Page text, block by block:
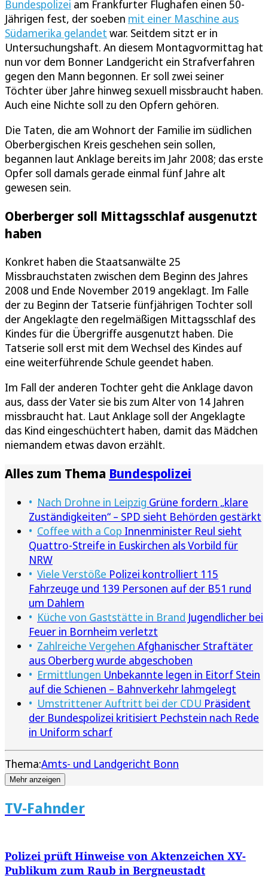
Bundespolizei am Frankfurter Flughafen einen 50-
Jährigen fest, der soeben mit einer Maschine aus
Südamerika gelandet war. Seitdem sitzt er in
Untersuchungshaft. An diesem Montagvormittag hat
nun vor dem Bonner Landgericht ein Strafverfahren
gegen den Mann begonnen. Er soll zwei seiner
Töchter über Jahre hinweg sexuell missbraucht haben.
Auch eine Nichte soll zu den Opfern gehören.
Die Taten, die am Wohnort der Familie im südlichen
Oberbergischen Kreis geschehen sein sollen,
begannen laut Anklage bereits im Jahr 2008; das erste
Opfer soll damals gerade einmal fünf Jahre alt
gewesen sein.
Oberberger soll Mittagsschlaf ausgenutzt
haben
Konkret haben die Staatsanwälte 25
Missbrauchstaten zwischen dem Beginn des Jahres
2008 und Ende November 2019 angeklagt. Im Falle
der zu Beginn der Tatserie fünfjährigen Tochter soll
der Angeklagte den regelmäßigen Mittagsschlaf des
Kindes für die Übergriffe ausgenutzt haben. Die
Tatserie soll erst mit dem Wechsel des Kindes auf
eine weiterführende Schule geendet haben.
Im Fall der anderen Tochter geht die Anklage davon
aus, dass der Vater sie bis zum Alter von 14 Jahren
missbraucht hat. Laut Anklage soll der Angeklagte
das Kind eingeschüchtert haben, damit das Mädchen
niemandem etwas davon erzählt.
Alles zum Thema Bundespolizei
Nach Drohne in Leipzig Grüne fordern „klare
Zuständigkeiten“ – SPD sieht Behörden gestärkt
Coffee with a Cop Innenminister Reul sieht
Quattro-Streife in Euskirchen als Vorbild für
NRW
Viele Verstöße Polizei kontrolliert 115
Fahrzeuge und 139 Personen auf der B51 rund
um Dahlem
Küche von Gaststätte in Brand Jugendlicher bei
Feuer in Bornheim verletzt
Zahlreiche Vergehen Afghanischer Straftäter
aus Oberberg wurde abgeschoben
Ermittlungen Unbekannte legen in Eitorf Stein
auf die Schienen – Bahnverkehr lahmgelegt
Umstrittener Auftritt bei der CDU Präsident
der Bundespolizei kritisiert Pechstein nach Rede
in Uniform scharf
Thema:Amts- und Landgericht Bonn
Mehr anzeigen
TV-Fahnder
Polizei prüft Hinweise von Aktenzeichen XY-
Publikum zum Raub in Bergneustadt